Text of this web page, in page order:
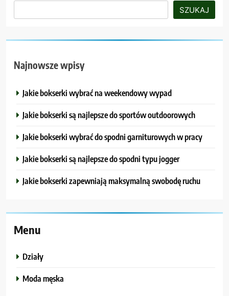
SZUKAJ
Najnowsze wpisy
Jakie bokserki wybrać na weekendowy wypad
Jakie bokserki są najlepsze do sportów outdoorowych
Jakie bokserki wybrać do spodni garniturowych w pracy
Jakie bokserki są najlepsze do spodni typu jogger
Jakie bokserki zapewniają maksymalną swobodę ruchu
Menu
Działy
Moda męska